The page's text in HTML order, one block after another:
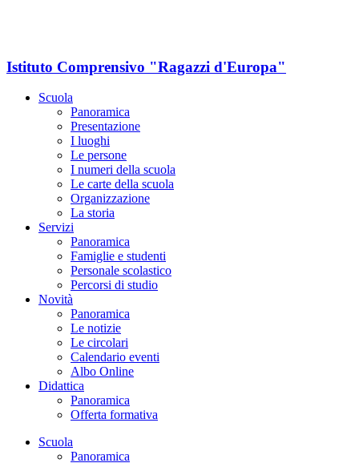
Istituto Comprensivo "Ragazzi d'Europa"
Scuola
Panoramica
Presentazione
I luoghi
Le persone
I numeri della scuola
Le carte della scuola
Organizzazione
La storia
Servizi
Panoramica
Famiglie e studenti
Personale scolastico
Percorsi di studio
Novità
Panoramica
Le notizie
Le circolari
Calendario eventi
Albo Online
Didattica
Panoramica
Offerta formativa
Scuola
Panoramica